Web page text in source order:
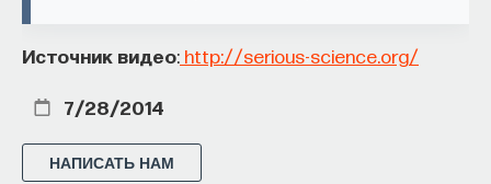
Источник видео: http://serious-science.org/
7/28/2014
НАПИСАТЬ НАМ